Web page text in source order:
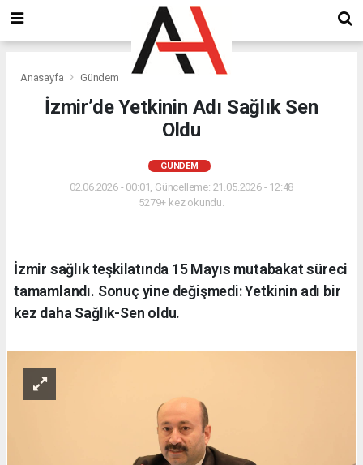
Anasayfa Gündem
İzmir’de Yetkinin Adı Sağlık Sen
Oldu
GÜNDEM
02.06.2026 - 00:01, Güncelleme: 21.05.2026 - 12:48
5279+ kez okundu.
İzmir sağlık teşkilatında 15 Mayıs mutabakat süreci
tamamlandı. Sonuç yine değişmedi: Yetkinin adı bir
kez daha Sağlık-Sen oldu.